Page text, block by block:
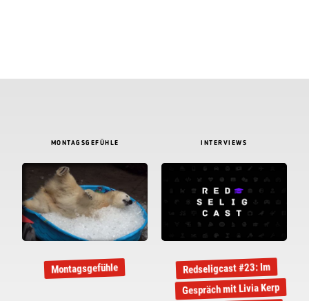
MONTAGSGEFÜHLE
Montagsgefühle
INTERVIEWS
Redseligcast #23: Im
Gespräch mit Livia Kerp